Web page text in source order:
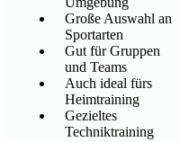
Große Auswahl an
Sportarten
Gut für Gruppen
und Teams
Auch ideal fürs
Heimtraining
Gezieltes
Techniktraining